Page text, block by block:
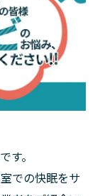
す。
での快眠をサ